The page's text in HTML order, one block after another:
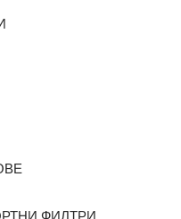
ФИЛТРИ